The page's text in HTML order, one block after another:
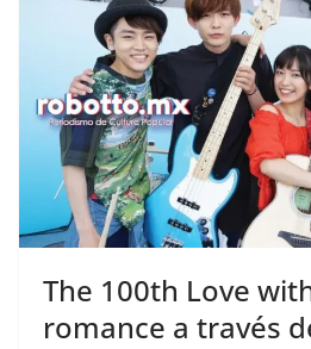
The 100th Love
romance a través